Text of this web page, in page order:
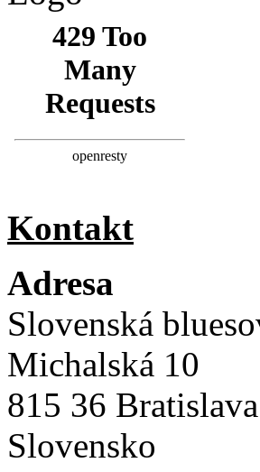
Kontakt
Adresa
Slovenská
Michalská 10
815 36 Bratislava
Slovensko